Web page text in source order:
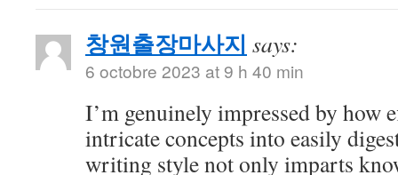
창원출장마사지 says:
6 octobre 2023 at 9 h 40 min
I’m genuinely impressed by how
intricate concepts into easily
writing style not only imparts